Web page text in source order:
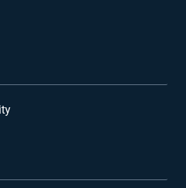
öffnen
Fenster öffnen